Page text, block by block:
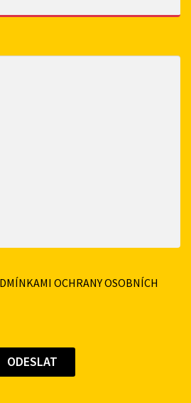
OCHRANY OSOBNÍCH